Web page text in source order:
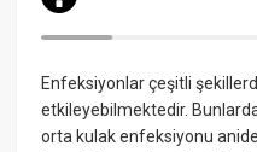
Enfeksiyonlar çeşitli
etkileyebilmektedir.
orta kulak enfeksiyonu